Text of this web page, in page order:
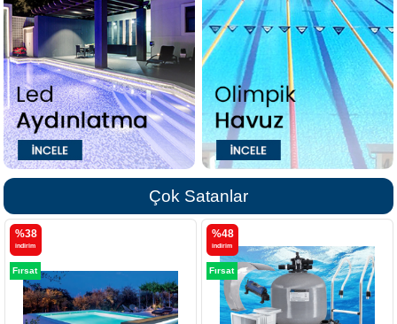
Çok Satanlar
%48
i̇ndirim
Fırsat
Ürünü